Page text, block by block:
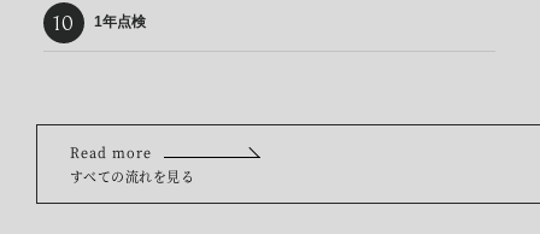
1年点検
Read more
すべての流れを見る